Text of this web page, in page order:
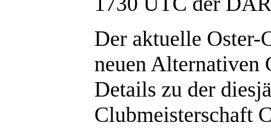
Der aktuelle Oster-
neuen Alternativen
Details zu der
Clubmeisterschaft